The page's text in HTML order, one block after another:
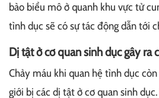
bào biểu mô ở quanh khu vực tử
tình dục sẽ có sự tác động dẫn tới
Dị tật ở cơ quan sinh dục gây ra
Chảy máu khi quan hệ tình dục
giới bị các dị tật ở cơ quan sinh